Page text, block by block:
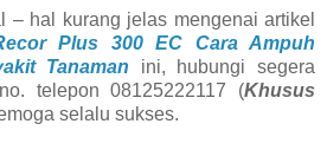
– hal kurang jelas mengenai artikel
Plus 300 EC Cara Ampuh
Tanaman ini, hubungi segera
telepon 08125222117 (Khusus
selalu sukses.